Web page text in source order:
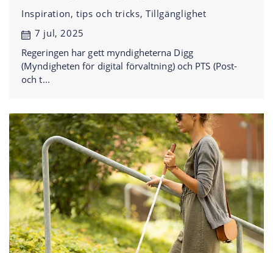
Inspiration, tips och tricks, Tillgänglighet
7 jul, 2025
Regeringen har gett myndigheterna Digg
(Myndigheten för digital förvaltning) och PTS (Post-
och t...